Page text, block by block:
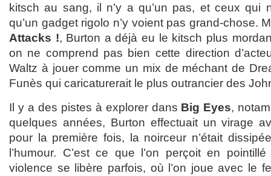
kitsch au sang, il n’y a qu’un pas, et ceux qui
qu’un gadget rigolo n’y voient pas grand-chose.
Attacks !, Burton a déjà eu le kitsch plus
on ne comprend pas bien cette direction
Waltz à jouer comme un mix de méchant de
Funès qui caricaturerait le plus outrancier des
Il y a des pistes à explorer dans Big Eyes,
quelques années, Burton effectuait un virage
pour la première fois, la noirceur n’était
l’humour. C’est ce que l’on perçoit en
violence se libère parfois, où l’on joue avec le